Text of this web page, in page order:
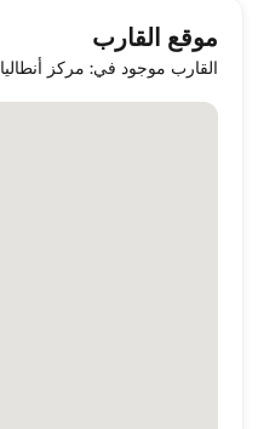
موقع القارب
القارب موجود في: مركز أنطاليا